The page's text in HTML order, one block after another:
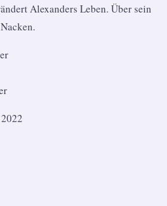
Alexanders Leben. Über sein